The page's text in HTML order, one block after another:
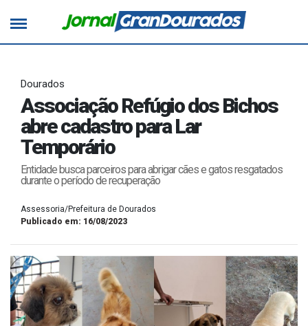
Dourados
Associação Refúgio dos Bichos
abre cadastro para Lar
Temporário
Entidade busca parceiros para abrigar cães e gatos resgatados
durante o período de recuperação
Assessoria/Prefeitura de Dourados
Publicado em: 16/08/2023